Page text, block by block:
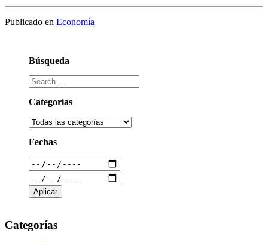
Publicado en Economía
Búsqueda
Categorías
Fechas
Categorías